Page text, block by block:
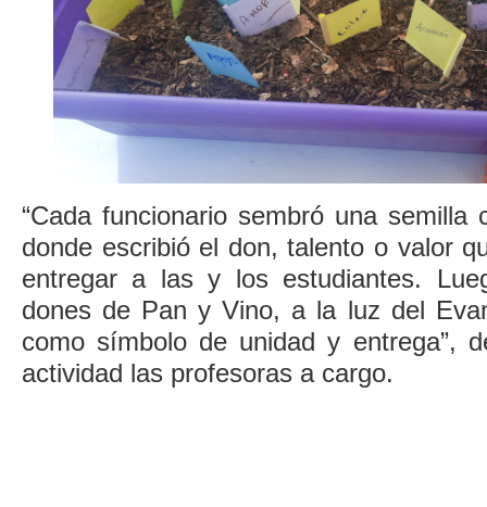
“Cada funcionario sembró una semilla
donde escribió el don, talento o valor
entregar a las y los estudiantes.
dones de Pan y Vino, a la luz del
como símbolo de unidad y entrega”,
actividad las profesoras a cargo.